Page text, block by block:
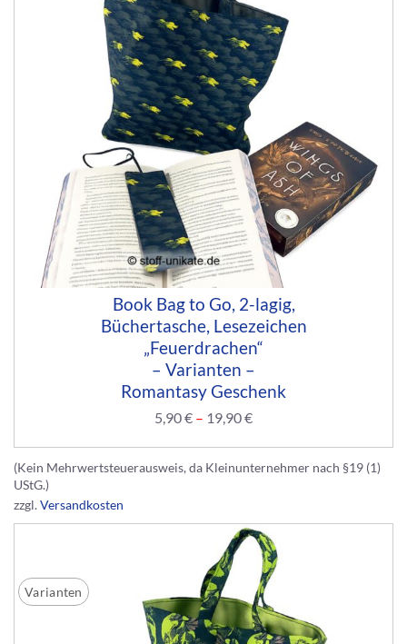
Book Bag to Go, 2-lagig,
Büchertasche, Lesezeichen
„Feuerdrachen“
– Varianten –
Romantasy Geschenk
5,90€ – 19,90€
(Kein Mehrwertsteuerausweis, da Kleinunternehmer nach §19 (1)
UStG.)
zzgl.Versandkosten
Varianten